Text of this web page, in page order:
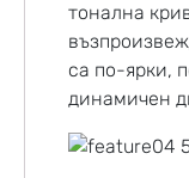
тонална
са по-ярки,
динамичен